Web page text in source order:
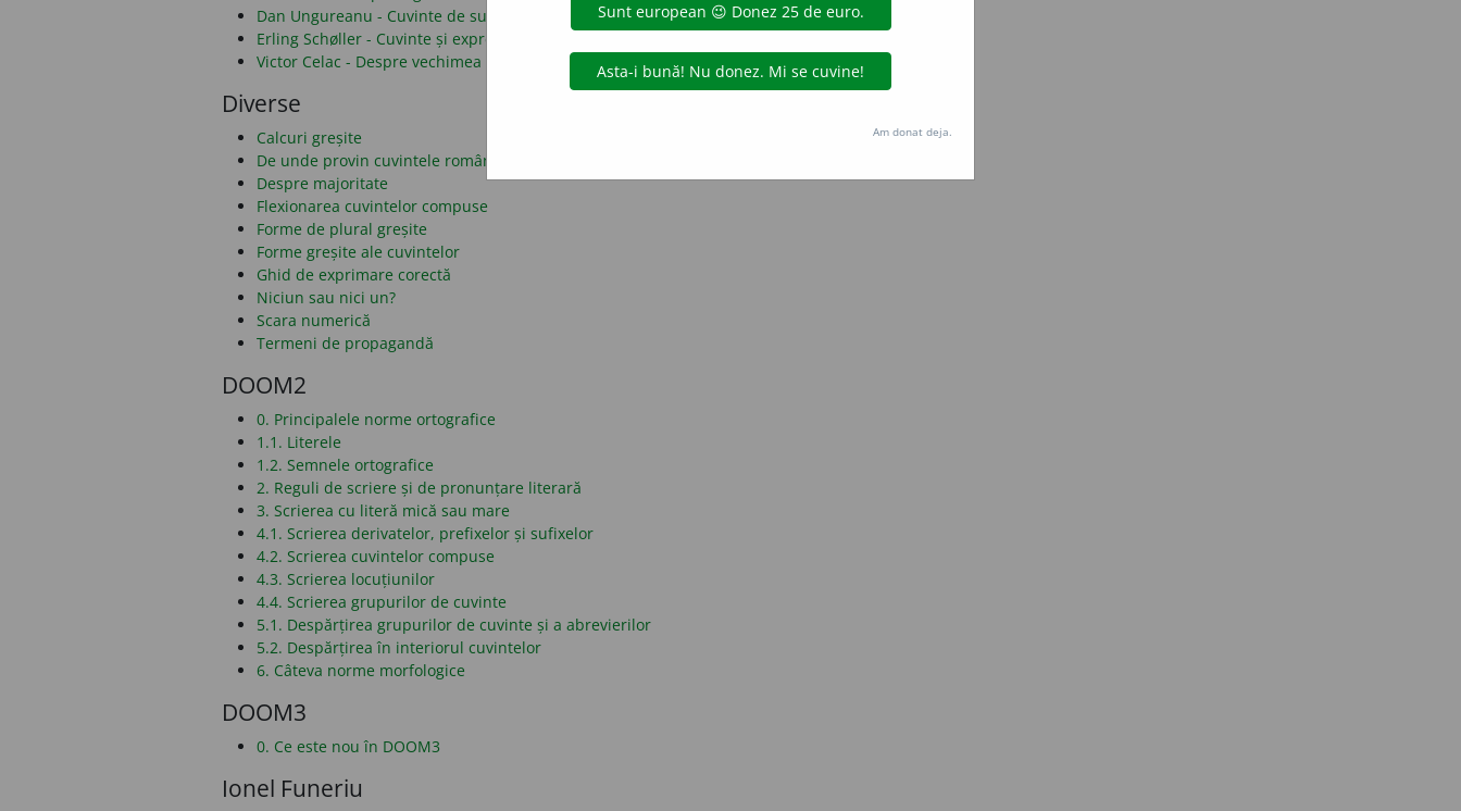
Dan Ungureanu - Cuvinte de substrat? Da. Cuvinte dacice? Nu.
Erling Schøller - Cuvinte și expresii obscene în limba română
Victor Celac - Despre vechimea și originea cuvântului «da» în limba română
Diverse
Calcuri greșite
De unde provin cuvintele românești
Despre majoritate
Flexionarea cuvintelor compuse
Forme de plural greșite
Forme greșite ale cuvintelor
Ghid de exprimare corectă
Niciun sau nici un?
Scara numerică
Termeni de propagandă
DOOM2
0. Principalele norme ortografice
1.1. Literele
1.2. Semnele ortografice
2. Reguli de scriere și de pronunțare literară
3. Scrierea cu literă mică sau mare
4.1. Scrierea derivatelor, prefixelor și sufixelor
4.2. Scrierea cuvintelor compuse
4.3. Scrierea locuțiunilor
4.4. Scrierea grupurilor de cuvinte
5.1. Despărțirea grupurilor de cuvinte și a abrevierilor
5.2. Despărțirea în interiorul cuvintelor
6. Câteva norme morfologice
DOOM3
0. Ce este nou în DOOM3
Ionel Funeriu
Am donat deja.